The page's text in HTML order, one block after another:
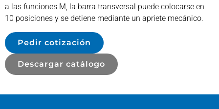
a las funciones M, la barra transversal puede colocarse en
10 posiciones y se detiene mediante un apriete mecánico.
Pedir cotización
Descargar catálogo